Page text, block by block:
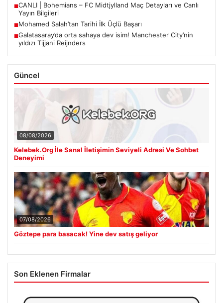
■CANLI | Bohemians – FC Midtjylland Maç Detayları ve Canlı
Yayın Bilgileri
■Mohamed Salah’tan Tarihi İlk Üçlü Başarı
■Galatasaray’da orta sahaya dev isim! Manchester City’nin
yıldızı Tijjani Reijnders
Güncel
08/08/2026
Kelebek.Org İle Sanal İletişimin Seviyeli Adresi Ve Sohbet
Deneyimi
07/08/2026
Göztepe para basacak! Yine dev satış geliyor
Son Eklenen Firmalar